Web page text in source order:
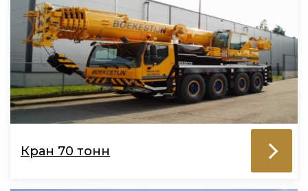
Кран 70 тонн